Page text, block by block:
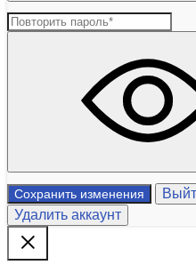
Сохранить изменения
Удалить аккаунт